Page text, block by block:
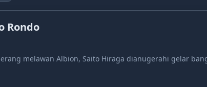
Rondo
melawan Albion, Saito Hiraga dianugerahi gelar